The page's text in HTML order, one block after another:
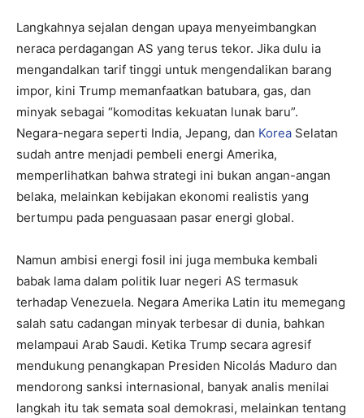
Langkahnya sejalan dengan upaya menyeimbangkan
neraca perdagangan AS yang terus tekor. Jika dulu ia
mengandalkan tarif tinggi untuk mengendalikan barang
impor, kini Trump memanfaatkan batubara, gas, dan
minyak sebagai “komoditas kekuatan lunak baru”.
Negara-negara seperti India, Jepang, dan Korea Selatan
sudah antre menjadi pembeli energi Amerika,
memperlihatkan bahwa strategi ini bukan angan-angan
belaka, melainkan kebijakan ekonomi realistis yang
bertumpu pada penguasaan pasar energi global.
Namun ambisi energi fosil ini juga membuka kembali
babak lama dalam politik luar negeri AS termasuk
terhadap Venezuela. Negara Amerika Latin itu memegang
salah satu cadangan minyak terbesar di dunia, bahkan
melampaui Arab Saudi. Ketika Trump secara agresif
mendukung penangkapan Presiden Nicolás Maduro dan
mendorong sanksi internasional, banyak analis menilai
langkah itu tak semata soal demokrasi, melainkan tentang